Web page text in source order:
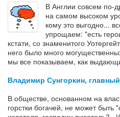
В Англии совсем по-
на самом высоком
кому это выгодно...
упрощаем: "есть
кстати, со знаменитого
него было много
мы все показываем, как
Владимир Сунгоркин,
В обществе, основанном на
горстки богачей, не может